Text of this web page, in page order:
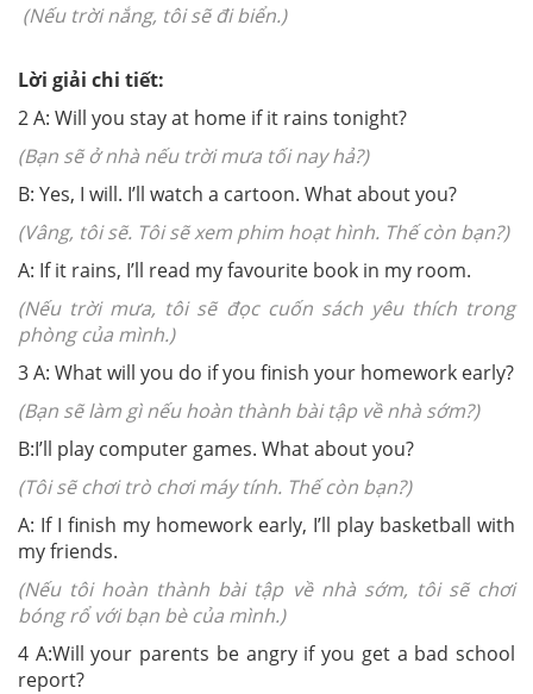
(Nếu trời nắng, tôi sẽ đi biển.)
Lời giải chi tiết:
2A: Will you stay at home if it rains tonight?
(Bạn sẽ ở nhà nếu trời mưa tối nay hả?)
B: Yes, I will. I’ll watch a cartoon. What about you?
(Vâng, tôi sẽ. Tôi sẽ xem phim hoạt hình. Thế còn bạn?)
A: If it rains, I’ll read my favourite book in my room.
(Nếu trời mưa, tôi sẽ đọc cuốn sách yêu thích trong
phòng của mình.)
3A: What will you do if you finish your homework early?
(Bạn sẽ làm gì nếu hoàn thành bài tập về nhà sớm?)
B:I’ll play computer games. What about you?
(Tôi sẽ chơi trò chơi máy tính. Thế còn bạn?)
A: If I finish my homework early, I’ll play basketball with
my friends.
(Nếu tôi hoàn thành bài tập về nhà sớm, tôi sẽ chơi
bóng rổ với bạn bè của mình.)
4 A:Will your parents be angry if you get a bad school
report?